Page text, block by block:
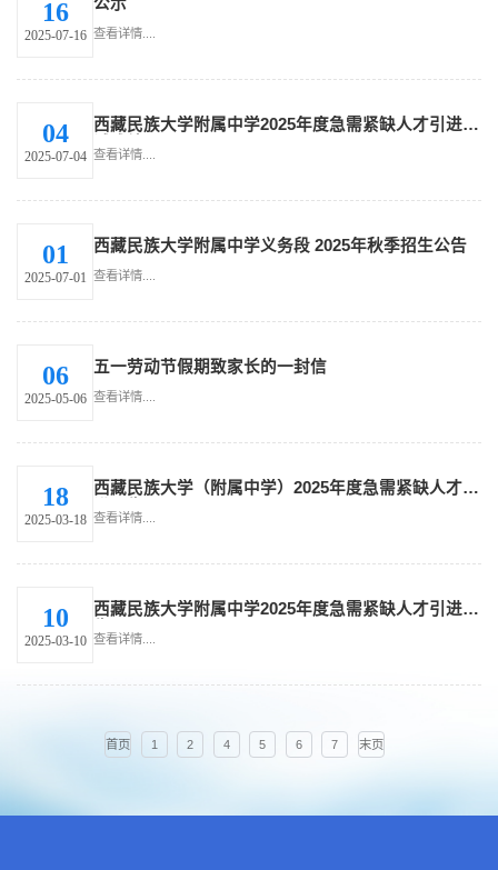
16
2025-07-16 查看详情....
04
2025-07-04
西藏民族大学附属中学2025年度急需紧缺人才引进考
试成绩公示
查看详情....
01
2025-07-01
西藏民族大学附属中学义务段 2025年秋季招生公告
查看详情....
06
2025-05-06
五一劳动节假期致家长的一封信
查看详情....
18
2025-03-18
西藏民族大学（附属中学）2025年度急需紧缺人才引
进公告
查看详情....
10
2025-03-10
西藏民族大学附属中学2025年度急需紧缺人才引进公
告
查看详情....
首页 1 2 4 5 6 7 末页